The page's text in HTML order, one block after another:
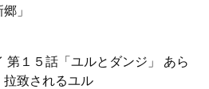
」
第１５話「ユルとダンジ」 あら
拉致されるユル